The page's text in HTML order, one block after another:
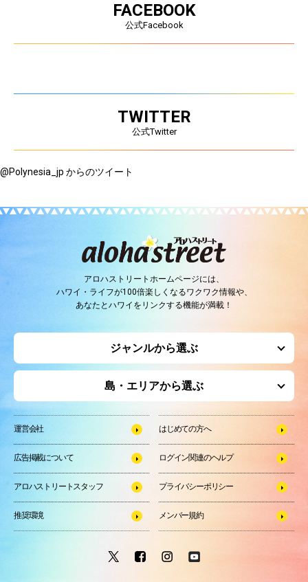
FACEBOOK
公式Facebook
TWITTER
公式Twitter
@Polynesia_jp からのツイート
アロハストリートホームページには、
ハワイ・ライフが100倍楽しくなるワクワク情報や、
あなたとハワイをリンクする機能が満載！
ジャンルから選ぶ
島・エリアから選ぶ
運営会社 はじめての方へ
広告掲載について ログイン関連のヘルプ
アロハストリートスタッフ プライバシーポリシー
推奨環境 メンバー規約